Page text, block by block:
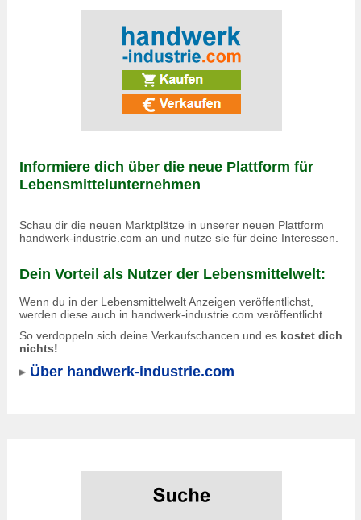
Informiere dich über die neue Plattform für
Lebensmittelunternehmen
Schau dir die neuen Marktplätze in unserer neuen Plattform
handwerk-industrie.com an und nutze sie für deine Interessen.
Dein Vorteil als Nutzer der Lebensmittelwelt:
Wenn du in der Lebensmittelwelt Anzeigen veröffentlichst,
werden diese auch in handwerk-industrie.com veröffentlicht.
So verdoppeln sich deine Verkaufschancen und es kostet dich
nichts!
Über handwerk-industrie.com